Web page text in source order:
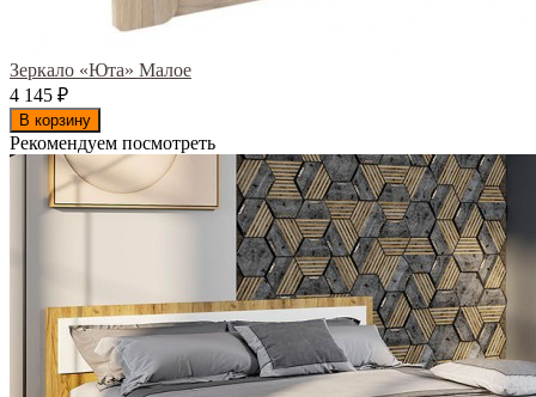
Зеркало «Юта» Малое
4 145 ₽
В корзину
Рекомендуем посмотреть